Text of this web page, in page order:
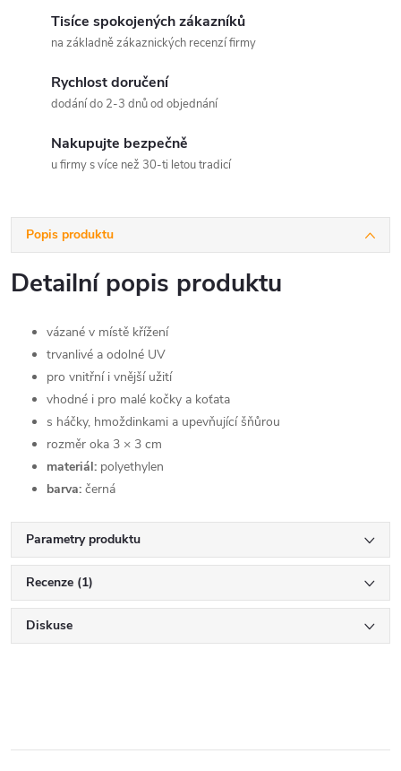
Tisíce spokojených zákazníků
na základně zákaznických recenzí firmy
Rychlost doručení
dodání do 2-3 dnů od objednání
Nakupujte bezpečně
u firmy s více než 30-ti letou tradicí
Popis produktu
Detailní popis produktu
vázané v místě křížení
trvanlivé a odolné UV
pro vnitřní i vnější užití
vhodné i pro malé kočky a koťata
s háčky, hmoždinkami a upevňující šňůrou
rozměr oka 3 × 3 cm
materiál: polyethylen
barva: černá
Parametry produktu
Recenze (1)
Diskuse